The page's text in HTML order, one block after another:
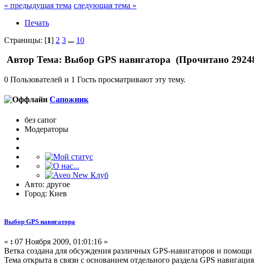
« предыдущая тема следующая тема »
Печать
Страницы: [1] 2 3 ... 10
Автор Тема: Выбор GPS навигатора (Прочитано
0 Пользователей и 1 Гость просматривают эту тему.
Сапожник
без сапог
Модераторы
Авто: другое
Город: Киев
Выбор GPS навигатора
« : 07 Ноября 2009, 01:01:16 »
Ветка создана для обсуждения различных GPS-навигаторов и
Тема открыта в связи с основанием отдельного раздела GPS